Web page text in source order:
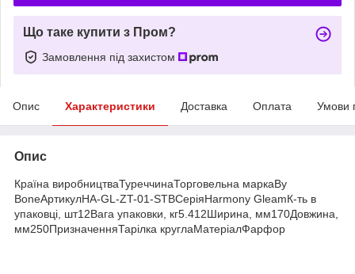
Що таке купити з Пром?
Замовлення під захистом
Опис Характеристики Доставка Оплата Умови
Опис
Країна виробництваТуреччинаТорговельна маркаBy
BoneАртикулHA-GL-ZT-01-STBСеріяHarmony GleamК-ть в
упаковці, шт12Вага упаковки, кг5.412Ширина, мм170Довжина,
мм250ПризначенняТарілка круглаМатеріалФарфор